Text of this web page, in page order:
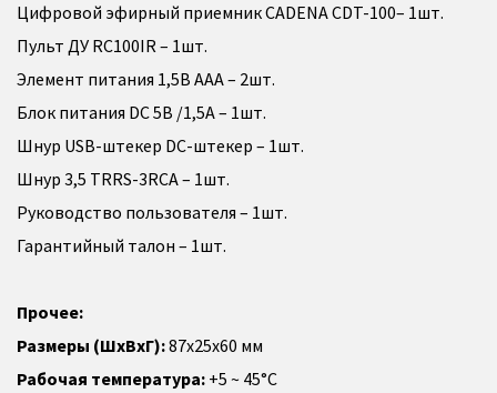
Цифровой эфирный приемник CADENA CDT-100– 1шт.
Пульт ДУ RC100IR – 1шт.
Элемент питания 1,5В AAA – 2шт.
Блок питания DC 5В /1,5A – 1шт.
Шнур USB-штекер DC-штекер – 1шт.
Шнур 3,5 TRRS-3RCA – 1шт.
Руководство пользователя – 1шт.
Гарантийный талон – 1шт.
Прочее:
Размеры (ШхВхГ):87x25x60 мм
Рабочая температура: +5 ~ 45°C